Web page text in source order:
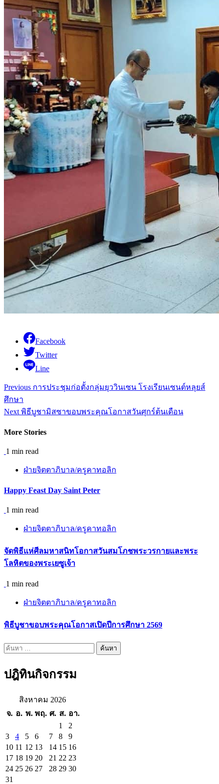
Facebook
Twitter
Line
Continue
Reading
Previous การประชุมก่อตั้งกลุ่มยุววินเซน โรงเรียนเซนต์หลุยส์
ศึกษา
Next พิธีบูชามิสซาขอบพระคุณโอกาสวันศุกร์ต้นเดือน
More Stories
1 min read
ฝ่ายจิตตาภิบาล/ครูคาทอลิก
Happy Feast Day Saint Peter
1 min read
ฝ่ายจิตตาภิบาล/ครูคาทอลิก
จัดพิธีแห่ศีลมหาสนิทโอกาสวันสมโภชพระวรกายและพระ
โลหิตของพระเยซูเจ้า
1 min read
ฝ่ายจิตตาภิบาล/ครูคาทอลิก
พิธีบูชาขอบพระคุณโอกาสเปิดปีการศึกษา 2569
ค้นหา
ปฎิทินกิจกรรม
สิงหาคม 2026
จ. อ. พ. พฤ. ศ. ส. อา.
1
2
3
4 5 6 7 8
9
10 11 12 13 14 15 16
17 18 19 20 21 22 23
24 25 26 27 28 29 30
31